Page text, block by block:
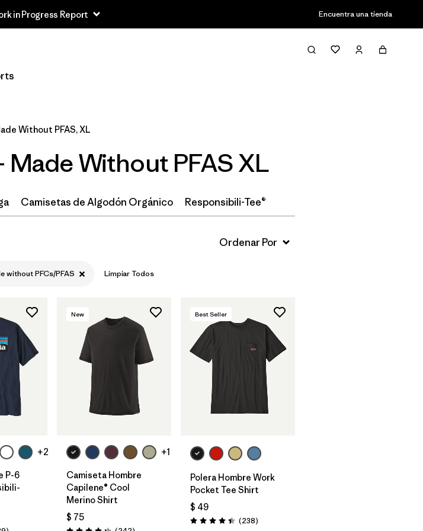
in Progress Report Encuentra una tienda
Filter & Sort
Without PFAS, XL
Without PFAS XL
Camisetas de Algodón Orgánico Responsibili-Tee®
without PFCs/PFAS Limpiar Todos
+2
P-6
New
+1
Camiseta Hombre
Capilene® Cool
Merino Shirt
$ 75
Best Seller
Polera Hombre Work
Pocket Tee Shirt
$ 49
Valoración: 4.4 / 5
(238Comentarios
)